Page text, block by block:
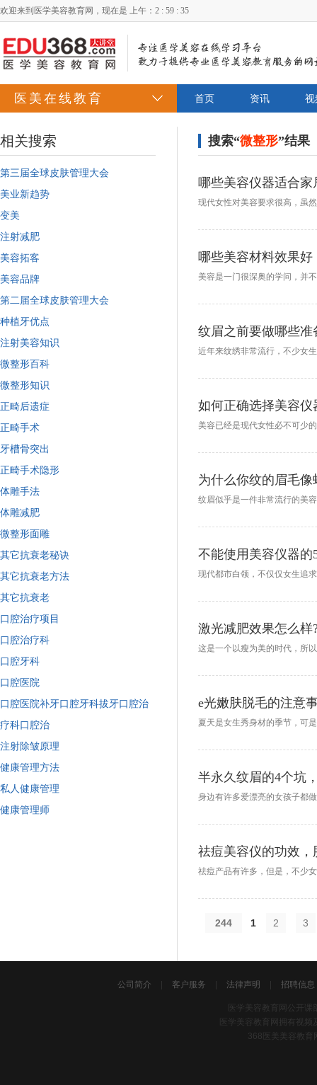
欢迎来到医学美容教育网，现在是 上午：2 : 59 : 35
医美在线教育 首页 资讯 视
相关搜索
第三届全球皮肤管理大会
美业新趋势
变美
注射减肥
美容拓客
美容品牌
第二届全球皮肤管理大会
种植牙优点
注射美容知识
微整形百科
微整形知识
正畸后遗症
正畸手术
牙槽骨突出
正畸手术隐形
体雕手法
体雕减肥
微整形面雕
其它抗衰老秘诀
其它抗衰老方法
其它抗衰老
口腔治疗项目
口腔治疗科
口腔牙科
口腔医院
口腔医院补牙口腔牙科拔牙口腔治
疗科口腔治
注射除皱原理
健康管理方法
私人健康管理
健康管理师
搜索“微整形”结果
哪些美容仪器适合
哪些美容材料效果
纹眉之前要做哪些
如何正确选择美容
为什么你纹的眉毛
不能使用美容仪器
激光减肥效果怎么样
e光嫩肤脱毛的注意
半永久纹眉的4个坑
祛痘美容仪的功效
244 1 2 3
公司简介 客户服务 法律声明 招聘信息
医学美容教育网公开
医学美容教育网拥有视
368医美美容教育